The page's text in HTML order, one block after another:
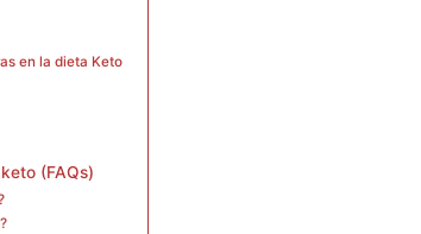
en la dieta Keto
(FAQs)